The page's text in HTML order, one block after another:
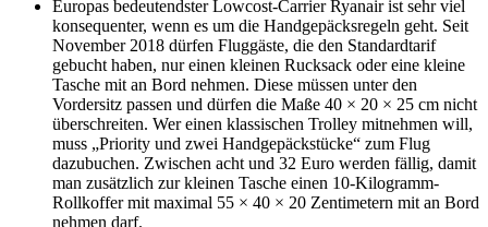
Europas bedeutendster Lowcost-Carrier Ryanair ist sehr viel
konsequenter, wenn es um die Handgepäcksregeln geht. Seit
November 2018 dürfen Fluggäste, die den Standardtarif
gebucht haben, nur einen kleinen Rucksack oder eine kleine
Tasche mit an Bord nehmen. Diese müssen unter den
Vordersitz passen und dürfen die Maße 40 × 20 × 25 cm nicht
überschreiten. Wer einen klassischen Trolley mitnehmen will,
muss „Priority und zwei Handgepäckstücke“ zum Flug
dazubuchen. Zwischen acht und 32 Euro werden fällig, damit
man zusätzlich zur kleinen Tasche einen 10-Kilogramm-
Rollkoffer mit maximal 55 × 40 × 20 Zentimetern mit an Bord
nehmen darf.